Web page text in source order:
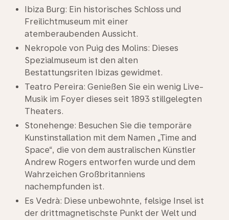
Ibiza Burg: Ein historisches Schloss und
Freilichtmuseum mit einer
atemberaubenden Aussicht.
Nekropole von Puig des Molins: Dieses
Spezialmuseum ist den alten
Bestattungsriten Ibizas gewidmet.
Teatro Pereira: Genießen Sie ein wenig Live-
Musik im Foyer dieses seit 1893 stillgelegten
Theaters.
Stonehenge: Besuchen Sie die temporäre
Kunstinstallation mit dem Namen „Time and
Space“, die von dem australischen Künstler
Andrew Rogers entworfen wurde und dem
Wahrzeichen Großbritanniens
nachempfunden ist.
Es Vedrà: Diese unbewohnte, felsige Insel ist
der drittmagnetischste Punkt der Welt und